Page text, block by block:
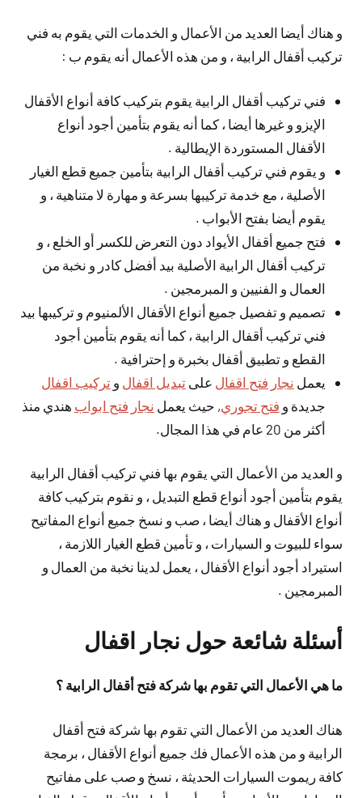
و هناك أيضا العديد من الأعمال و الخدمات التي يقوم به فني
تركيب أقفال الرابية ، و من هذه الأعمال أنه يقوم ب :
فني تركيب أقفال الرابية يقوم بتركيب كافة أنواع الأقفال
الإيزو و غيرها أيضا ، كما أنه يقوم بتأمين أجود أنواع
الأقفال المستوردة الإيطالية .
و يقوم فني تركيب أقفال الرابية بتأمين جميع قطع الغيار
الأصلية ، مع خدمة تركيبها بسرعة و مهارة لا متناهية ، و
يقوم أيضا بفتح الأبواب .
فتح جميع أقفال الأيواد دون التعرض للكسر أو الخلع ، و
تركيب أقفال الرابية الأصلية بيد أفضل كادر و نخبة من
العمال و الفنيين و المبرمجين .
تصميم و تفصيل جميع أنواع الأقفال الألمنيوم و تركيبها بيد
فني تركيب أقفال الرابية ، كما أنه يقوم بتأمين أجود
القطع و تطبيق أقفال بخبرة و إحترافية .
يعمل نجار فتح اقفال علىتبديل اقفال وتركيب اقفال
جديدة و فتح تجوري, حيث يعمل نجار فتح ابواب هندي منذ
أكثر من 20 عام في هذا المجال.
و العديد من الأعمال التي يقوم بها فني تركيب أقفال الرابية
يقوم بتأمين أجود أنواع قطع التبديل ، و نقوم بتركيب كافة
أنواع الأقفال و هناك أيضا ، صب و نسخ جميع أنواع المفاتيح
سواء للبيوت و السيارات ، و تأمين قطع الغيار اللازمة ،
استيراد أجود أنواع الأقفال ، يعمل لدينا نخبة من العمال و
المبرمجين .
أسئلة شائعة حول نجار اقفال
ما هي الأعمال التي تقوم بها شركة فتح أقفال الرابية ؟
هناك العديد من الأعمال التي تقوم بها شركة فتح أقفال
الرابية و من هذه الأعمال فك جميع أنواع الأقفال ، برمجة
كافة ريموت السيارات الحديثة ، نسخ و صب على مفاتيح